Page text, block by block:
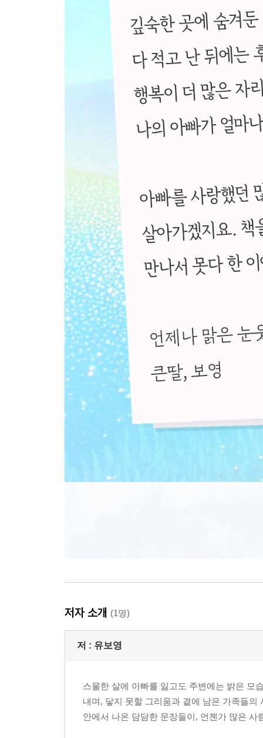
저자 소개 (1명)
저 : 유보영
스물한 살에 아빠를 잃고도 주변에는 밝은 모
내며, 닿지 못할 그리움과 곁에 남은 가족들
안에서 나온 담담한 문장들이, 언젠가 많은